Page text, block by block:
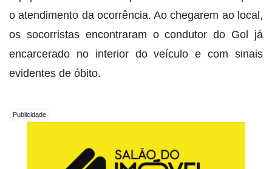
o atendimento da ocorrência. Ao chegarem ao local,
os socorristas encontraram o condutor do Gol já
encarcerado no interior do veículo e com sinais
evidentes de óbito.